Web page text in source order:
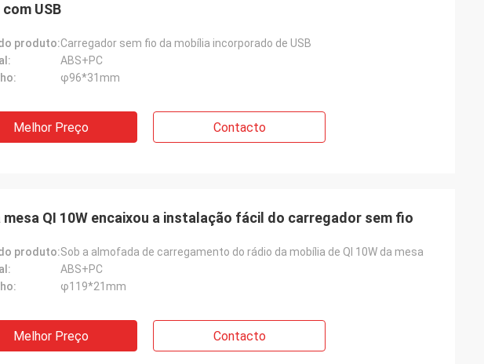
USB
produto:Carregador sem fio da mobília incorporado de USB
ABS+PC
φ96*31mm
Melhor Preço Contacto
mesa QI 10W encaixou a instalação fácil do carregador sem fio
produto:Sob a almofada de carregamento do rádio da mobília de QI 10W da mesa
ABS+PC
φ119*21mm
Melhor Preço Contacto